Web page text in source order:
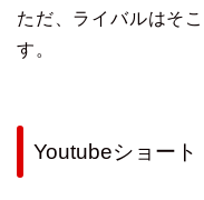
ただ、ライバルはそ
す。
Youtubeショート